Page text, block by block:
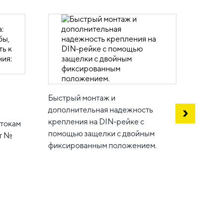
№
Быстрый монтаж и
дополнительная надежность
крепления на DIN-рейке с
помощью защелки с двойным
фиксированным положением.